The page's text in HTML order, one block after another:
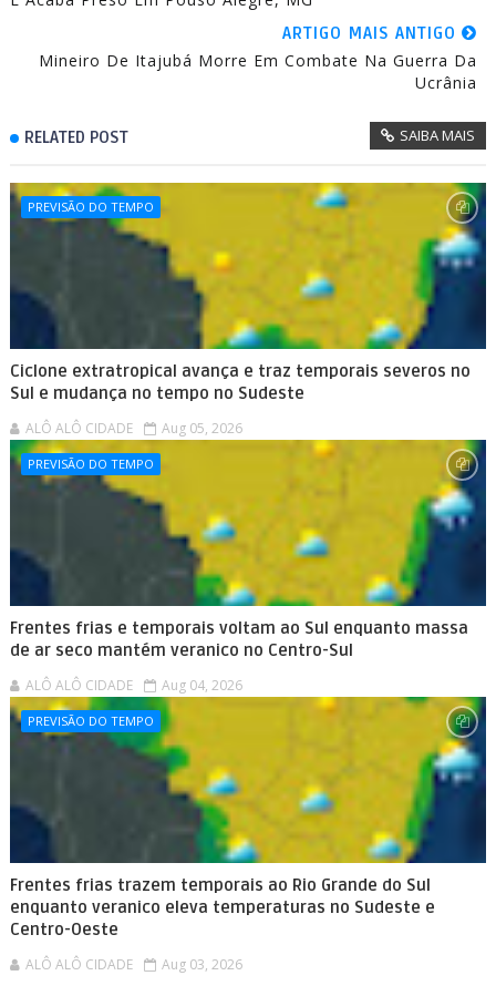
ARTIGO MAIS ANTIGO
Mineiro De Itajubá Morre Em Combate Na Guerra Da
Ucrânia
RELATED POST SAIBA MAIS
PREVISÃO DO TEMPO
Ciclone extratropical avança e traz temporais severos no
Sul e mudança no tempo no Sudeste
ALÔ ALÔ CIDADE Aug 05, 2026
PREVISÃO DO TEMPO
Frentes frias e temporais voltam ao Sul enquanto massa
de ar seco mantém veranico no Centro-Sul
ALÔ ALÔ CIDADE Aug 04, 2026
PREVISÃO DO TEMPO
Frentes frias trazem temporais ao Rio Grande do Sul
enquanto veranico eleva temperaturas no Sudeste e
Centro-Oeste
ALÔ ALÔ CIDADE Aug 03, 2026